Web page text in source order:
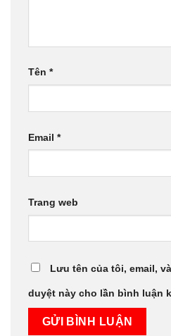
Tên *
Email *
Trang web
Lưu tên của tôi, email,
duyệt này cho lần bình luận